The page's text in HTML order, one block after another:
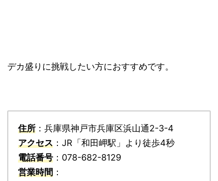
デカ盛りに挑戦したい方におすすめです。
住所 ：兵庫県神戸市兵庫区浜山通2-3-4
アクセス ：JR「和田岬駅」より徒歩4秒
電話番号 ：078-682-8129
営業時間 ：